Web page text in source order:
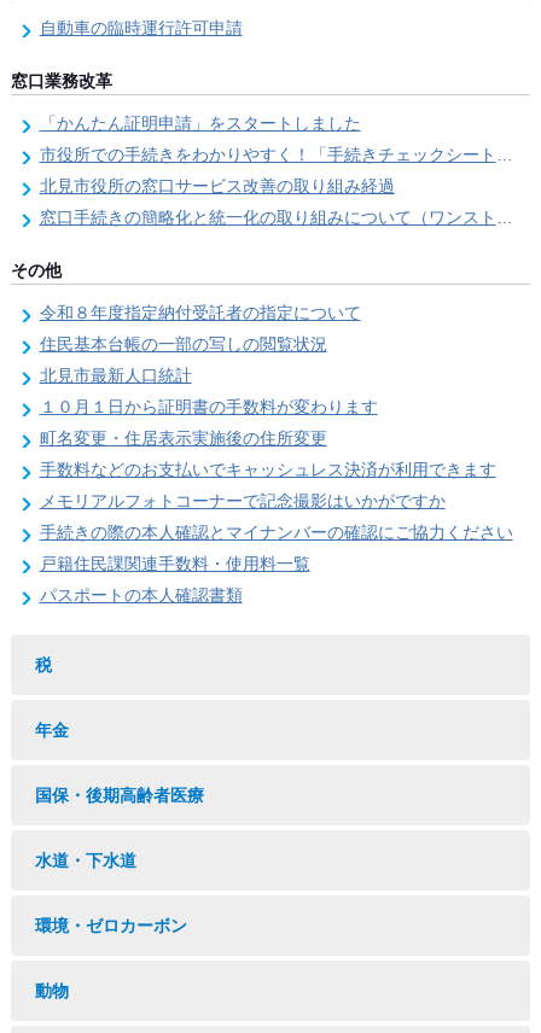
自動車の臨時運行許可申請
窓口業務改革
「かんたん証明申請」をスタートしました
市役所での手続きをわかりやすく！「手続きチェックシート」を導入しました
北見市役所の窓口サービス改善の取り組み経過
窓口手続きの簡略化と統一化の取り組みについて（ワンストップサービス推進事業）
その他
令和８年度指定納付受託者の指定について
住民基本台帳の一部の写しの閲覧状況
北見市最新人口統計
１０月１日から証明書の手数料が変わります
町名変更・住居表示実施後の住所変更
手数料などのお支払いでキャッシュレス決済が利用できます
メモリアルフォトコーナーで記念撮影はいかがですか
手続きの際の本人確認とマイナンバーの確認にご協力ください
戸籍住民課関連手数料・使用料一覧
パスポートの本人確認書類
税
年金
国保・後期高齢者医療
水道・下水道
環境・ゼロカーボン
動物